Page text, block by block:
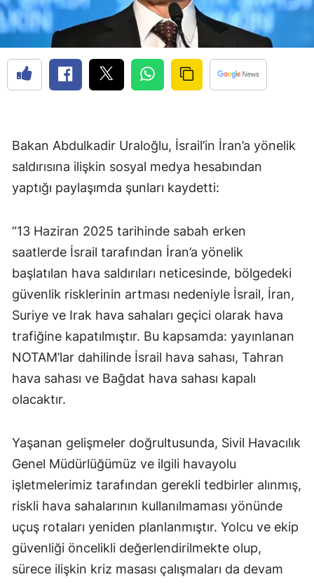
Bakan Abdulkadir Uraloğlu, İsrail’in İran’a yönelik
saldırısına ilişkin sosyal medya hesabından
yaptığı paylaşımda şunları kaydetti:
“13 Haziran 2025 tarihinde sabah erken
saatlerde İsrail tarafından İran’a yönelik
başlatılan hava saldırıları neticesinde, bölgedeki
güvenlik risklerinin artması nedeniyle İsrail, İran,
Suriye ve Irak hava sahaları geçici olarak hava
trafiğine kapatılmıştır. Bu kapsamda: yayınlanan
NOTAM’lar dahilinde İsrail hava sahası, Tahran
hava sahası ve Bağdat hava sahası kapalı
olacaktır.
Yaşanan gelişmeler doğrultusunda, Sivil Havacılık
Genel Müdürlüğümüz ve ilgili havayolu
işletmelerimiz tarafından gerekli tedbirler alınmış,
riskli hava sahalarının kullanılmaması yönünde
uçuş rotaları yeniden planlanmıştır. Yolcu ve ekip
güvenliği öncelikli değerlendirilmekte olup,
sürece ilişkin kriz masası çalışmaları da devam